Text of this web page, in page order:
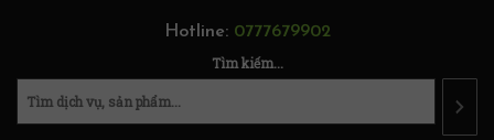
Hotline: 0777679902
Tìm kiếm...